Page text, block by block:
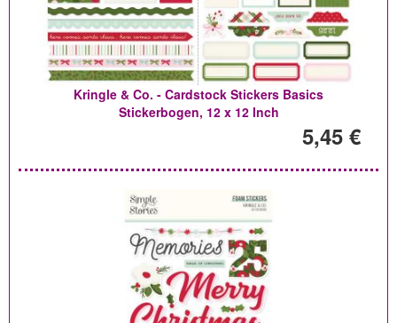
Kringle & Co. - Cardstock Stickers Basics
Stickerbogen, 12 x 12 Inch
5,45 €